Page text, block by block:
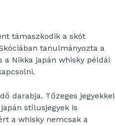
támaszkodik a skót
tanulmányozta a
a Nikka japán whisky példái
darabja. Tőzeges jegyekkel
stílusjegyek is
a whisky nemcsak a